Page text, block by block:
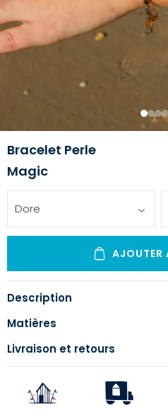
1 234
Bracelet Perle
Magic
Dore
AJOUTER
Description
Matières
Livraison et retours